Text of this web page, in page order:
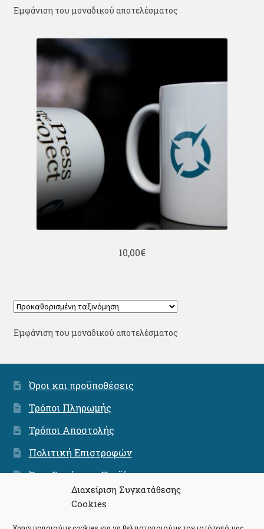
Διαχείριση Συγκατάθεσης
Cookies
Εμφάνιση του μοναδικού αποτελέσματος
10,00€
Εμφάνιση του μοναδικού αποτελέσματος
Όροι και προϋποθέσεις
Τρόποι Πληρωμής
Τρόποι Αποστολής
Πολιτική Επιστροφών
Όροι Εγγύησης Προϊόντων
Ασφάλεια Συνναλαγών